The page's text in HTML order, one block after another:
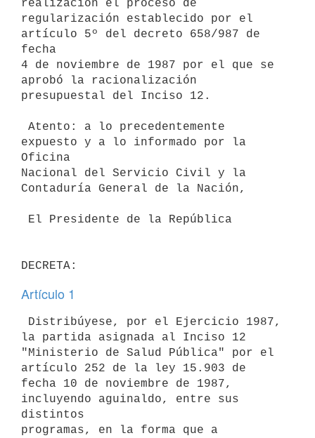
realización el proceso de
regularización establecido por el
artículo 5º del decreto 658/987 de
fecha
4 de noviembre de 1987 por el que se
aprobó la racionalización
presupuestal del Inciso 12.
expuesto y a lo informado por la
Oficina
Nacional del Servicio Civil y la
Contaduría General de la Nación,
Artículo 1
la partida asignada al Inciso 12
"Ministerio de Salud Pública" por el
artículo 252 de la ley 15.903 de
fecha 10 de noviembre de 1987,
incluyendo aguinaldo, entre sus
distintos
programas, en la forma que a